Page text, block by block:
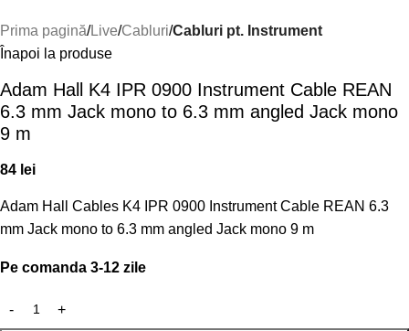
Prima pagină Live Cabluri Cabluri pt. Instrument
Înapoi la produse
Adam Hall K4 IPR 0900 Instrument Cable REAN
6.3 mm Jack mono to 6.3 mm angled Jack mono
9 m
84 lei
Adam Hall Cables K4 IPR 0900 Instrument Cable REAN 6.3
mm Jack mono to 6.3 mm angled Jack mono 9 m
Pe comanda 3-12 zile